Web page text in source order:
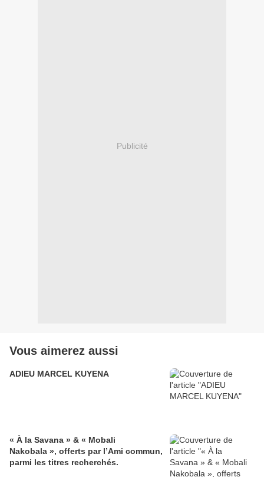
Publicité
Vous aimerez aussi
ADIEU MARCEL KUYENA
« À la Savana » & « Mobali
Nakobala », offerts par l’Ami commun,
parmi les titres recherchés.